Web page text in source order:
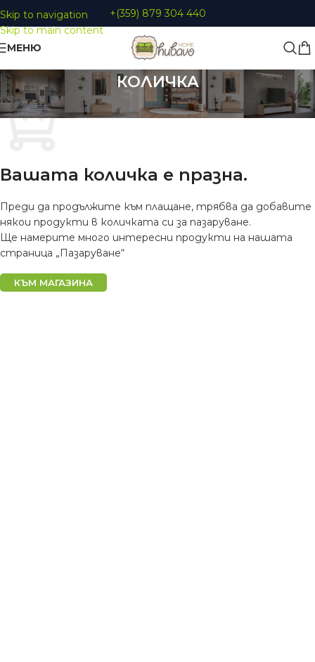
Skip to navigation
Skip to main content
+(359) 879 304 440
МЕНЮ
КОЛИЧКА
Вашата количка е празна.
Преди да продължите към плащане, трябва да добавите
някои продукти в количката си за пазаруване.
Ще намерите много интересни продукти на нашата
страница „Пазаруване“
КЪМ МАГАЗИНА